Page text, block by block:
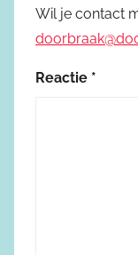
Wil je contact
Reactie *